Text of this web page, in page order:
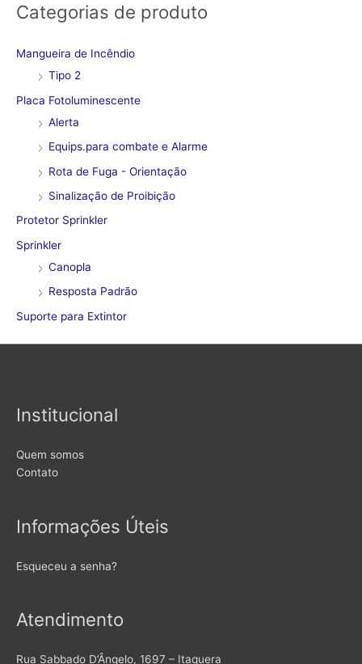
Categorias de produto
Mangueira de Incêndio
Tipo 2
Placa Fotoluminescente
Alerta
Equips.para combate e Alarme
Rota de Fuga - Orientação
Sinalização de Proibição
Protetor Sprinkler
Sprinkler
Canopla
Resposta Padrão
Suporte para Extintor
Institucional
Quem somos
Contato
Informações Úteis
Esqueceu a senha?
Atendimento
Rua Sabbado D’Ângelo, 1697 – Itaquera